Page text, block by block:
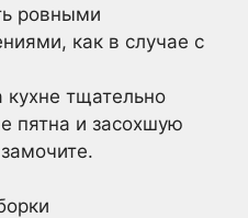
ровными
как в случае с
тщательно
пятна и засохшую